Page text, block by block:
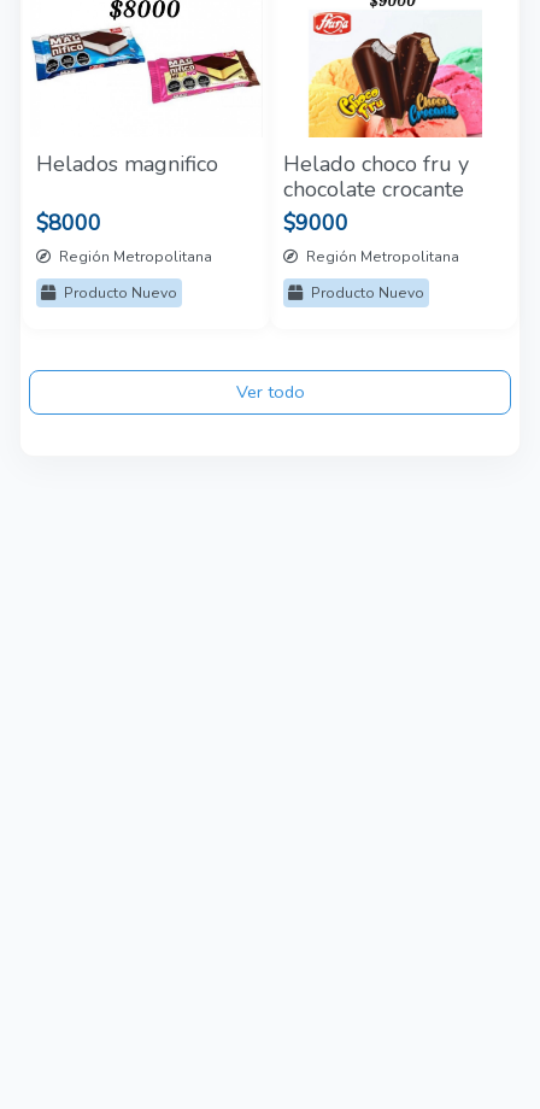
Helados magnifico
$8000
Región Metropolitana
Producto Nuevo
Helado choco fru y
chocolate crocante
$9000
Región Metropolitana
Producto Nuevo
Ver todo